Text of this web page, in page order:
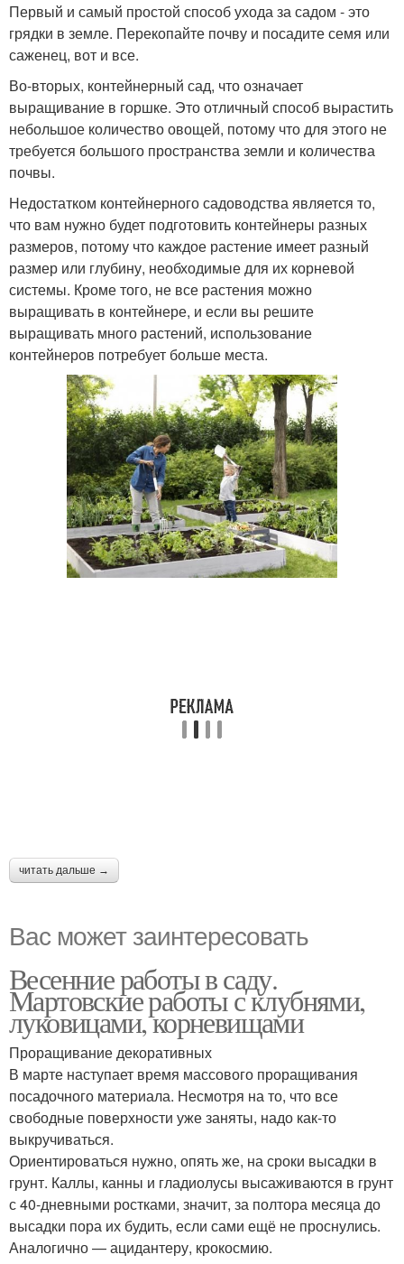
Первый и самый простой способ ухода за садом - это
грядки в земле. Перекопайте почву и посадите семя или
саженец, вот и все.
Во-вторых, контейнерный сад, что означает
выращивание в горшке. Это отличный способ вырастить
небольшое количество овощей, потому что для этого не
требуется большого пространства земли и количества
почвы.
Недостатком контейнерного садоводства является то,
что вам нужно будет подготовить контейнеры разных
размеров, потому что каждое растение имеет разный
размер или глубину, необходимые для их корневой
системы. Кроме того, не все растения можно
выращивать в контейнере, и если вы решите
выращивать много растений, использование
контейнеров потребует больше места.
читать дальше →
Вас может заинтересовать
Весенние работы в саду.
Мартовские работы с клубнями,
луковицами, корневищами
Проращивание декоративных
В марте наступает время массового проращивания
посадочного материала. Несмотря на то, что все
свободные поверхности уже заняты, надо как-то
выкручиваться.
Ориентироваться нужно, опять же, на сроки высадки в
грунт. Каллы, канны и гладиолусы высаживаются в грунт
с 40-дневными ростками, значит, за полтора месяца до
высадки пора их будить, если сами ещё не проснулись.
Аналогично — ацидантеру, крокосмию.